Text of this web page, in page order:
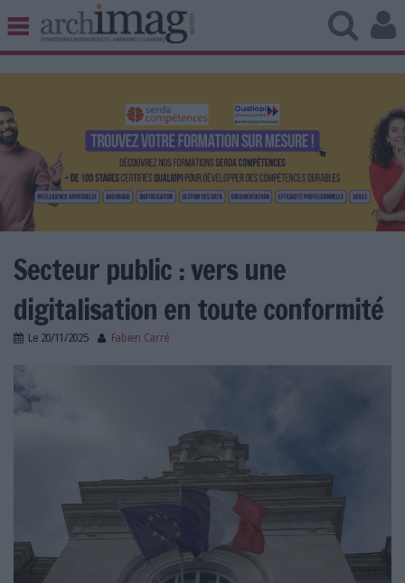
BIBLIOTHÈQUE ÉDITION
UNIVERS DATA
TRAVAIL COLLABORATIF
VIE NUMÉRIQUE
NUMÉRIQUE RESPONSABLE
LES DOSSIERS
L'AGENDA
L'ANNUAIRE DES ACTEURS
LES LIVRES BLANCS
LES SUPPLÉMENTS
Secteur public : vers une
digitalisation en toute conformité
Le 20/11/2025 Fabien Carré
collectivites.jpg